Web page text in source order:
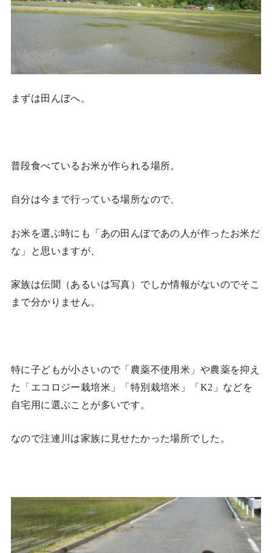
まずは田んぼへ。
普段食べているお米が作られる場所。
自分は今まで行っている場所なので、
お米を選ぶ時にも「あの田んぼであの人が作ったお米だ
な」と思いますが、
家族は伝聞（あるいは写真）でしか情報がないのでそこ
まで分かりません。
特に子どもが小さいので「農薬不使用米」や農薬を抑え
た「エコロジー栽培米」「特別栽培米」「K2」などを
自宅用に選ぶことが多いです。
なので注連川は家族に見せたかった場所でした。